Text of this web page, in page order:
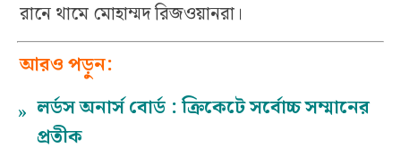
রানে থামে মোহাম্মদ রিজওয়ানরা।
আরও পড়ুন:
» লর্ডস অনার্স বোর্ড : ক্রিকেটে সর্বোচ্চ সম্মানের
প্রতীক